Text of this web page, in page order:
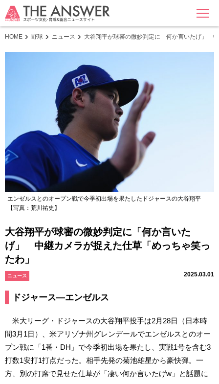
MENU
HOME 野球 ニュース 大谷翔平が球審の微妙判定に「何か言いたげ」
エンゼルスとのオープン戦で今季初出場を果たしたドジャースの大谷翔平
【写真：荒川祐史】
大谷翔平が球審の微妙判定に「何か言いた
げ」 中継カメラが捉えた仕草「めっちゃ笑っ
たわ」
ニュース 2025.03.01
ドジャース―エンゼルス
米大リーグ・ドジャースの大谷翔平投手は2月28日（日本時
間3月1日）、米アリゾナ州グレンデールでエンゼルスとのオー
プン戦に「1番・DH」で今季初出場を果たし、実戦1号を含む3
打数1安打1打点だった。相手先発の菊池雄星から豪快弾。一
方、別の打席で見せた仕草が「凄い何か言いたげw」と話題に